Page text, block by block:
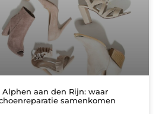
aan den Rijn: waar
samenkomen